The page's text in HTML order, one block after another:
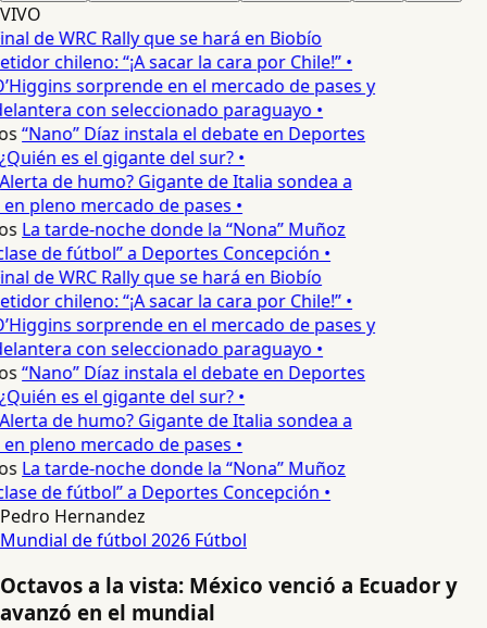
VIVO
de WRC Rally que se hará en Biobío
chileno: “¡A sacar la cara por Chile!” •
sorprende en el mercado de pases y
con seleccionado paraguayo •
“Nano” Díaz instala el debate en Deportes
es el gigante del sur? •
de humo? Gigante de Italia sondea a
pleno mercado de pases •
La tarde-noche donde la “Nona” Muñoz
de fútbol” a Deportes Concepción •
de WRC Rally que se hará en Biobío
chileno: “¡A sacar la cara por Chile!” •
sorprende en el mercado de pases y
con seleccionado paraguayo •
“Nano” Díaz instala el debate en Deportes
es el gigante del sur? •
de humo? Gigante de Italia sondea a
pleno mercado de pases •
La tarde-noche donde la “Nona” Muñoz
de fútbol” a Deportes Concepción •
Pedro Hernandez
Mundial de fútbol 2026 Fútbol
Octavos a la vista: México venció a Ecuador y
avanzó en el mundial